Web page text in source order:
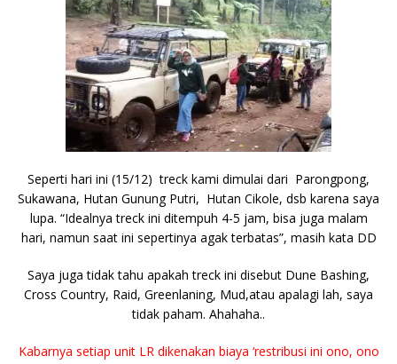
Seperti hari ini (15/12) treck kami dimulai dari Parongpong,
Sukawana, Hutan Gunung Putri, Hutan Cikole, dsb karena saya
lupa. “Idealnya treck ini ditempuh 4-5 jam, bisa juga malam
hari, namun saat ini sepertinya agak terbatas”, masih kata DD
Saya juga tidak tahu apakah treck ini disebut Dune Bashing,
Cross Country, Raid, Greenlaning, Mud,atau apalagi lah, saya
tidak paham. Ahahaha..
Kabarnya setiap unit LR dikenakan biaya ‘restribusi ini ono, ono